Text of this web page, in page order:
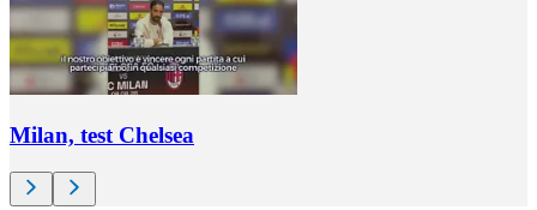
Milan, test Chelsea